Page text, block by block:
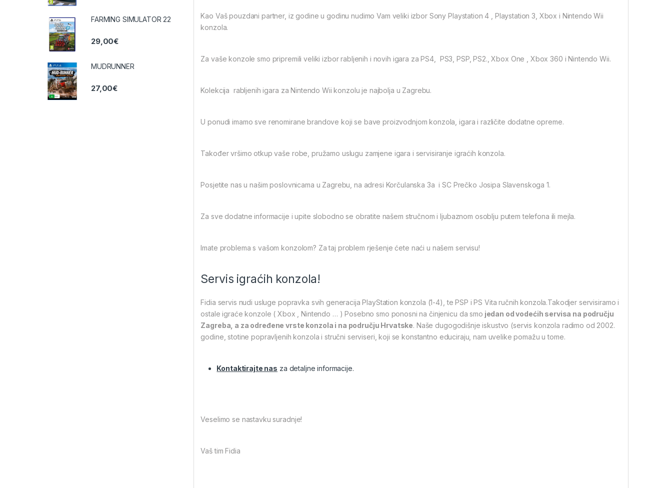
Kao Vaš pouzdani partner, iz godine u godinu nudimo Vam veliki izbor Sony Playstation 4 , Playstation 3, Xbox i Nintendo Wii
konzola.
Za vaše konzole smo pripremili veliki izbor rabljenih i novih igara za PS4, PS3, PSP, PS2., Xbox One , Xbox 360 i Nintendo Wii.
Kolekcija rabljenih igara za Nintendo Wii konzolu je najbolja u Zagrebu.
U ponudi imamo sve renomirane brandove koji se bave proizvodnjom konzola, igara i različite dodatne opreme.
Također vršimo otkup vaše robe, pružamo uslugu zamjene igara i servisiranje igraćih konzola.
Posjetite nas u našim poslovnicama u Zagrebu, na adresi Korčulanska 3a i SC Prečko Josipa Slavenskoga 1.
Za sve dodatne informacije i upite slobodno se obratite našem stručnom i ljubaznom osoblju putem telefona ili mejla.
Imate problema s vašom konzolom? Za taj problem rješenje ćete naći u našem servisu!
Servis igraćih konzola!
Fidia servis nudi usluge popravka svih generacija PlayStation konzola (1-4), te PSP i PS Vita ručnih konzola.Takodjer servisiramo i
ostale igraće konzole ( Xbox , Nintendo … ) Posebno smo ponosni na činjenicu da smo jedan od vodećih servisa na području
Zagreba, a za određene vrste konzola i na području Hrvatske. Naše dugogodišnje iskustvo (servis konzola radimo od 2002.
godine, stotine popravljenih konzola i stručni serviseri, koji se konstantno educiraju, nam uvelike pomažu u tome.
Kontaktirajte nas za detaljne informacije.
Veselimo se nastavku suradnje!
Vaš tim Fidia
FARMING SIMULATOR 22
29,00€
MUDRUNNER
27,00€